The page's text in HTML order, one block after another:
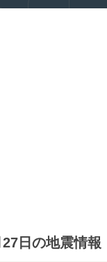
日の地震情報